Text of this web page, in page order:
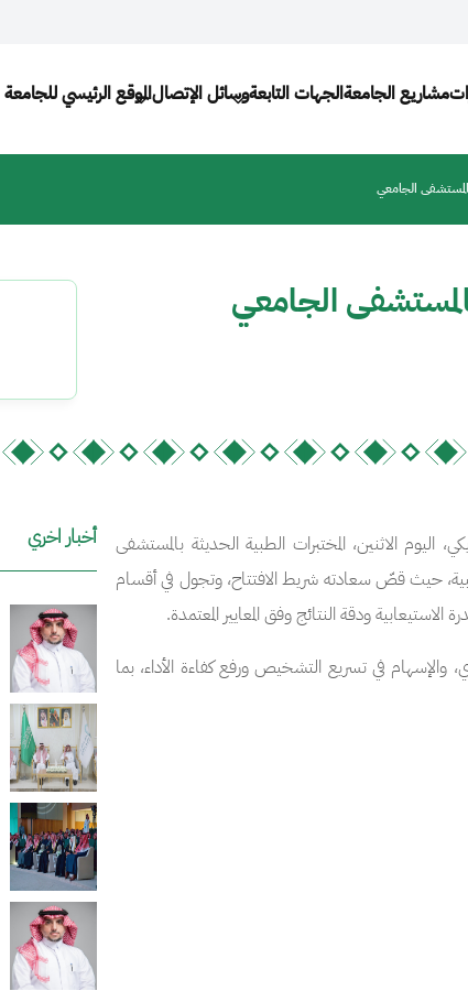
مشاريع الجامعةالجهات التابعةوسائل الإتصالالموقع الرئيسي للجامعة
الجامعي
الجامعي
اليوم الاثنين، المختبرات الطبية الحديثة بالمستشفى
حيث قصّ سعادته شريط الافتتاح، وتجول في أقسام
ودقة النتائج وفق المعايير المعتمدة.
والإسهام في تسريع التشخيص ورفع كفاءة الأداء، بما
أخبار اخري